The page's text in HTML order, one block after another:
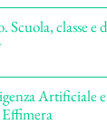
Scuola, classe
Artificiale